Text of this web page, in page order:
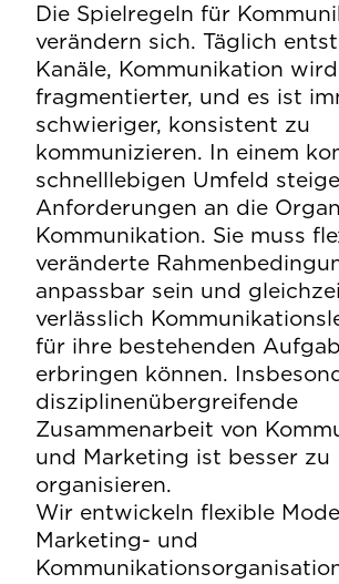
Die Spielregeln für
verändern sich. Täglich
Kanäle, Kommunikation wird
fragmentierter, und es ist
schwieriger, konsistent zu
kommunizieren. In einem
schnelllebigen Umfeld
Anforderungen an die
Kommunikation. Sie muss
veränderte
anpassbar sein und
verlässlich
für ihre bestehenden
erbringen können.
disziplinenübergreifende
Zusammenarbeit von
und Marketing ist besser zu
organisieren.
Wir entwickeln flexible
Marketing- und